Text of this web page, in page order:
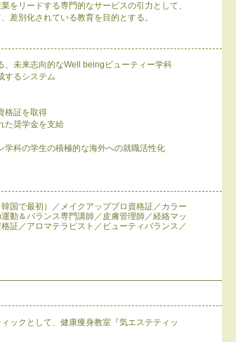
をリードする専門的なサービスの引力として、
差別化されている教育を目的とする。
、未来志向的なWell beingビューティー学科
するシステム
格証を取得
た奨学金を支給
学科の学生の積極的な海外への就職活性化
国で最初）／メイクアッププロ資格証／カラー
動＆バランス専門講師／皮膚管理師／経絡マッ
証／アロマテラピスト／ビューティバランス／
ックとして、健康痩身教室『気エステティッ